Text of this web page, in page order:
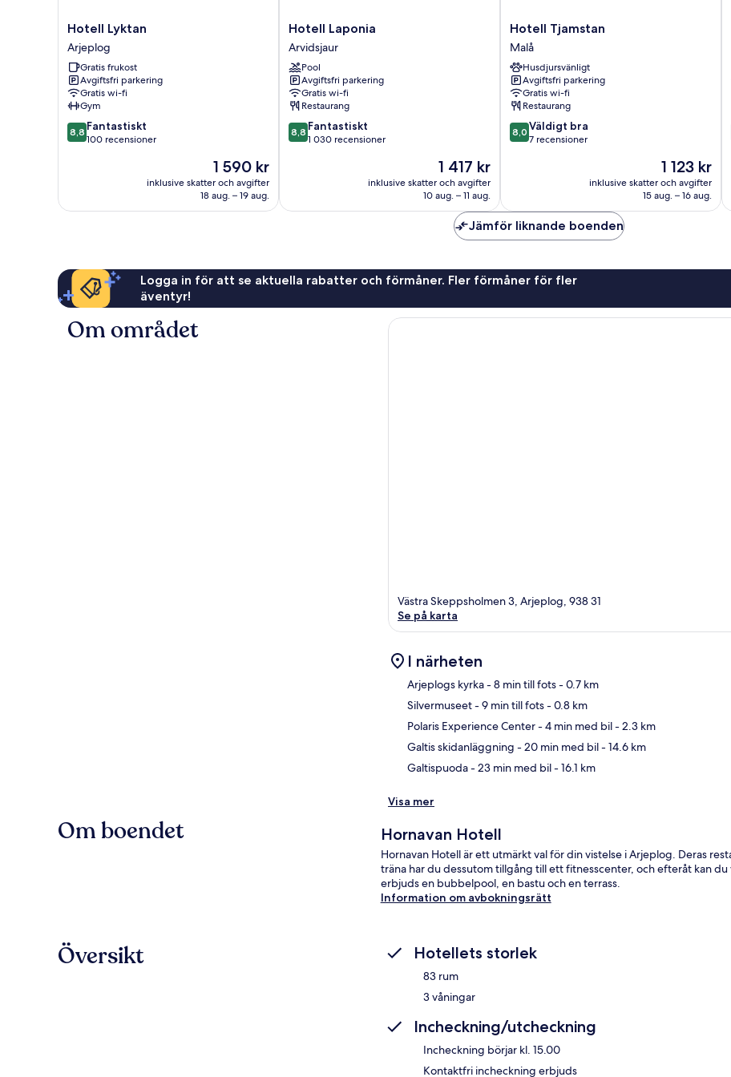
Hotell
Lyktan
Arjeplog
Hotell Lyktan
Arjeplog
Gratis frukost
Avgiftsfri parkering
Gratis wi-fi
Gym
8.8
av
8,8 Fantastiskt
100 recensioner
Priset
är
1 590 kr
1 590 kr
inklusive skatter och avgifter
18 aug. – 19 aug.
Hotell
Laponia
Arvidsjaur
Hotell Laponia
Arvidsjaur
Pool
Avgiftsfri parkering
Gratis wi-fi
Restaurang
8.8
av
1 030 recensioner
8,8 Fantastiskt
1 030 recensioner
Priset
är
1 417 kr
1 417 kr
inklusive skatter och avgifter
10 aug. – 11 aug.
Hotell
Tjamstan
Malå
Hotell Tjamstan
Malå
Husdjursvänligt
Avgiftsfri parkering
Gratis wi-fi
Restaurang
8.0
av
8,0 Väldigt bra
7 recensioner
Priset
är
1 123 kr
1 123 kr
inklusive skatter och avgifter
15 aug. – 16 aug.
Jämför liknande boenden
Logga in för att se aktuella rabatter och förmåner. Fler förmåner för fler
äventyr!
Om området
Västra Skeppsholmen 3, Arjeplog, 938 31
Se på karta
I närheten
Arjeplogs kyrka- 8 min till fots- 0.7 km
Silvermuseet- 9 min till fots- 0.8 km
Polaris Experience Center- 4 min med bil- 2.3 km
Galtis skidanläggning - 20 min med bil- 14.6 km
Galtispuoda- 23 min med bil- 16.1 km
Visa mer
Om boendet Hornavan Hotell
Hornavan Hotell är ett utmärkt val för din vistelse i Arjeplog. Deras
träna har du dessutom tillgång till ett fitnesscenter, och efteråt kan
erbjuds en bubbelpool, en bastu och en terrass.
Information om avbokningsrätt
Översikt Hotellets storlek
83 rum
3 våningar
Incheckning/utcheckning
Incheckning börjar kl. 15.00
Kontaktfri incheckning erbjuds